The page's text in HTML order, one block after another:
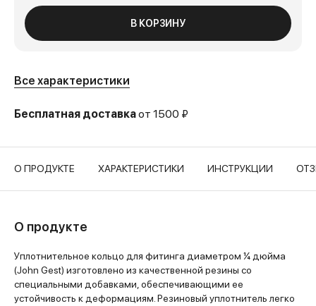
В КОРЗИНУ
Все характеристики
Бесплатная доставкаот 1500 ₽
О ПРОДУКТЕ ХАРАКТЕРИСТИКИ ИНСТРУКЦИИ
О продукте
Уплотнительное кольцо для фитинга диаметром ¼ дюйма
(John Gest) изготовлено из качественной резины со
специальными добавками, обеспечивающими ее
устойчивость к деформациям. Резиновый уплотнитель легко